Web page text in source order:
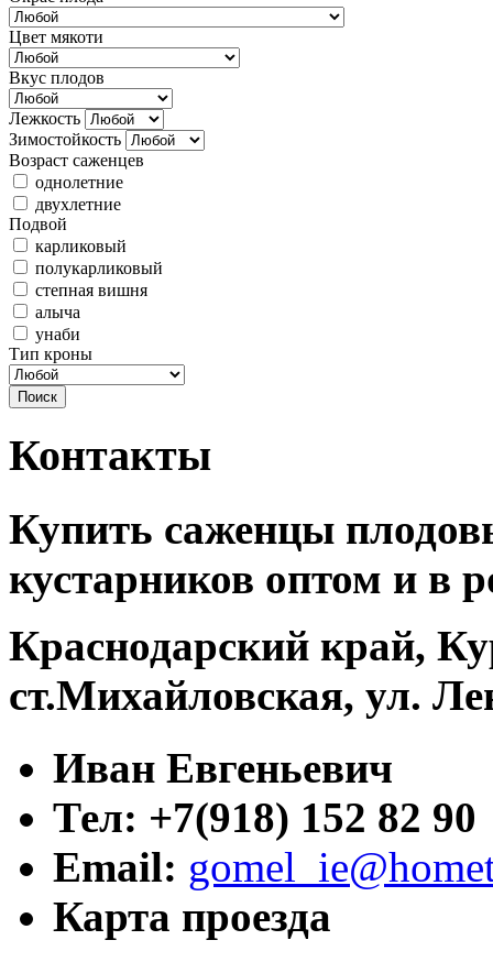
Цвет мякоти
Вкус плодов
Лежкость
Зимостойкость
Возраст саженцев
однолетние
двухлетние
Подвой
карликовый
полукарликовый
степная вишня
алыча
унаби
Тип кроны
Контакты
Купить саженцы
кустарников оптом и в
Краснодарский край,
ст.Михайловская, ул.
Иван Евгеньевич
Тел: +7(918) 152 82 90
Email:
Карта проезда